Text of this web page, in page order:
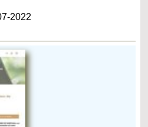
2022